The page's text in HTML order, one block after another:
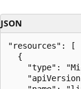
JSON
"resources": [
  {
"type":